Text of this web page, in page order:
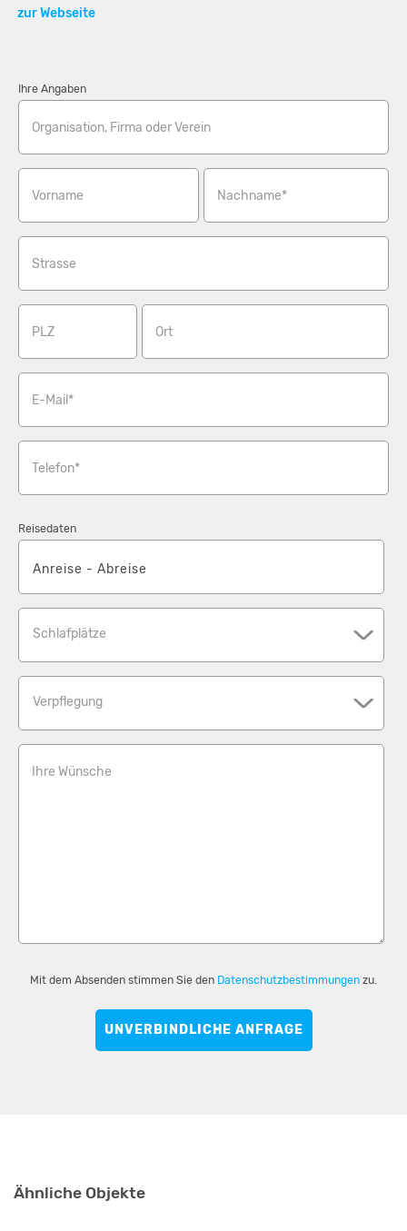
zur Webseite
Ihre Angaben
Organisation, Firma oder Verein
Vorname Nachname*
Strasse
PLZ Ort
E-Mail*
Telefon*
Reisedaten
Schlafplätze
Verpflegung
Ihre Wünsche
Mit dem Absenden stimmen Sie den Datenschutzbestimmungen zu.
UNVERBINDLICHE ANFRAGE
Ähnliche Objekte